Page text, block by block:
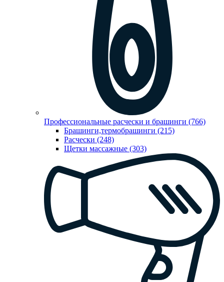
Профессиональные расчески и брашинги (766)
Брашинги,термобрашинги (215)
Расчески (248)
Щетки массажные (303)